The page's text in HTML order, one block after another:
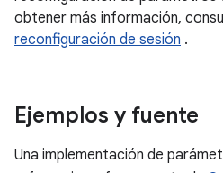
obtener más información,
reconfiguración de sesión .
Ejemplos y fuente
Una implementación de